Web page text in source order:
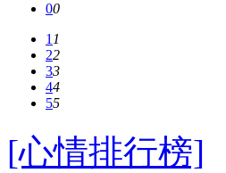
00
11
22
33
44
55
[心情排行榜]